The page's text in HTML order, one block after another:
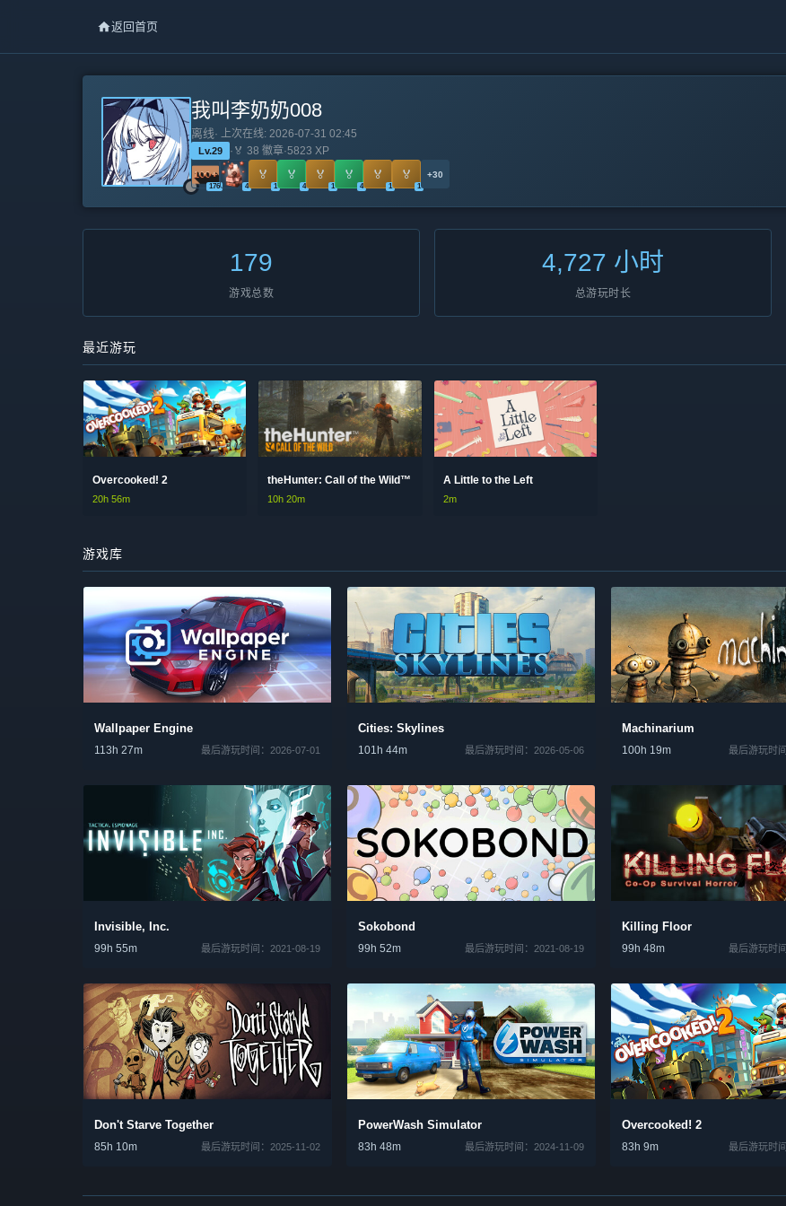
返回首页
我叫李奶奶008
离线· 上次在线: 2026-07-31 02:45
Lv.29 · 🏅 38 徽章·5823 XP
176 4
🏅
1
🏅
4
🏅
1
🏅
4
🏅
1
🏅
1
+30
179
游戏总数
4,727 小时
总游玩时长
最近游玩
Overcooked! 2
20h 56m
theHunter: Call of the Wild™
10h 20m
A Little to the Left
2m
游戏库
Wallpaper Engine
113h 27m 最后游玩时间：2026-07-01
Cities: Skylines
101h 44m 最后游玩时间：2026-05-06
Machinarium
100h 19m 最后游玩时
Invisible, Inc.
99h 55m 最后游玩时间：2021-08-19
Sokobond
99h 52m 最后游玩时间：2021-08-19
Killing Floor
99h 48m 最后游玩时
Don't Starve Together
85h 10m 最后游玩时间：2025-11-02
PowerWash Simulator
83h 48m 最后游玩时间：2024-11-09
Overcooked! 2
83h 9m 最后游玩时